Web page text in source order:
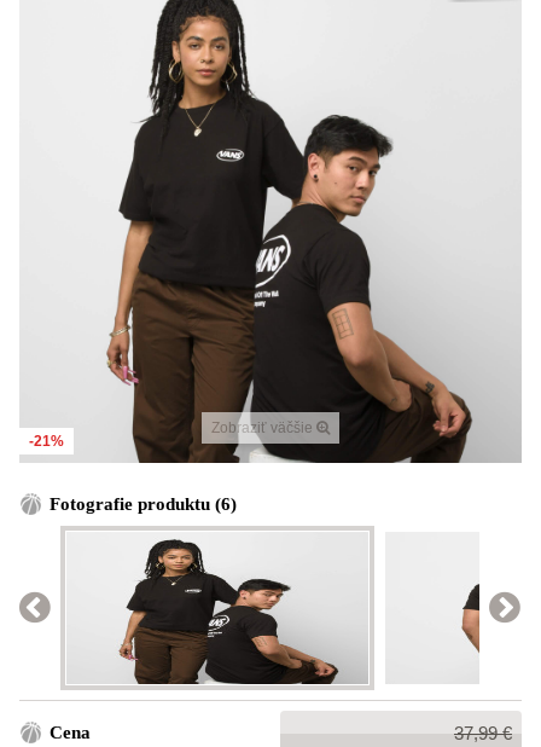
Zobraziť väčšie
-21%
Fotografie produktu (6)
Cena
Bežná
37,99 €